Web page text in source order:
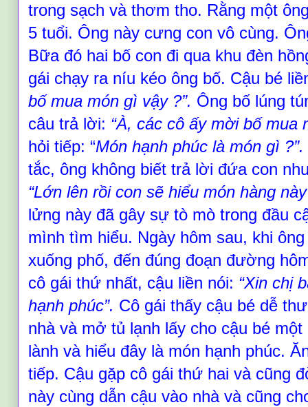
trong sạch và thơm tho. Rằng một
5 tuổi. Ông này cưng con vô cùng.
Bữa đó hai bố con đi qua khu đèn
gái chạy ra níu kéo ông bố. Cậu bé
bố mua món gì vậy ?”. Ông bố lúng
câu trả lời: “À, các cô ấy mời bố mua
hỏi tiếp: “Món hạnh phúc là món gì ?”.
tắc, ông không biết trả lời đứa con
“Lớn lên rồi con sẽ hiểu món hàng này
lửng này đã gây sự tò mò trong đầu
mình tìm hiểu. Ngày hôm sau, khi
xuống phố, đến đúng đoạn đường
cô gái thứ nhất, cậu liền nói: “Xin chị
hạnh phúc”. Cô gái thấy cậu bé dễ
nhà và mở tủ lạnh lấy cho cậu bé
lành và hiểu đây là món hạnh phúc.
tiếp. Cậu gặp cô gái thứ hai và cũng
này cùng dẫn cậu vào nhà và cũng